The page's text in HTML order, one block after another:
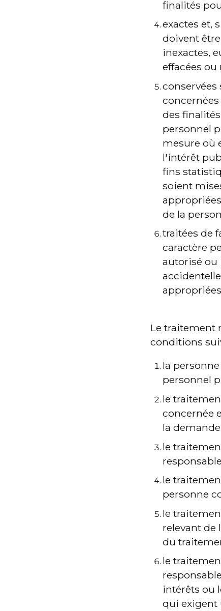
finalités
exactes et,
doivent
inexactes,
effacées ou
des
personnel
mesure où
l'intérêt
fins
soient
de la
traitées de
caractère
autorisé ou
Le traitement
conditions
la
personnel
le
concernée
la
le
le
personne
le
relevant de
du
le
intérêts ou
qui exigent